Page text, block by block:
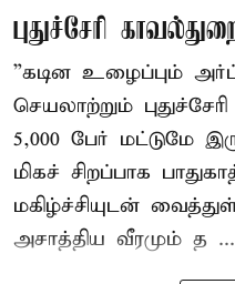
புதுச்சேரி
”கடின உழைப்பும்
செயலாற்றும்
5,000 பேர் மட்டுமே
மிகச் சிறப்பாக
மகிழ்ச்சியுடன்
அசாத்திய வீரமும் த ...